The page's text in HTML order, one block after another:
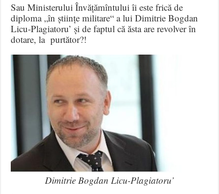
Sau Ministerului Învățămîntului îi este frică de
diploma „în științe militare“ a lui Dimitrie Bogdan
Licu-Plagiatoru’ și de faptul că ăsta are revolver în
dotare, la purtător?!
Dimitrie Bogdan Licu-Plagiatoru’